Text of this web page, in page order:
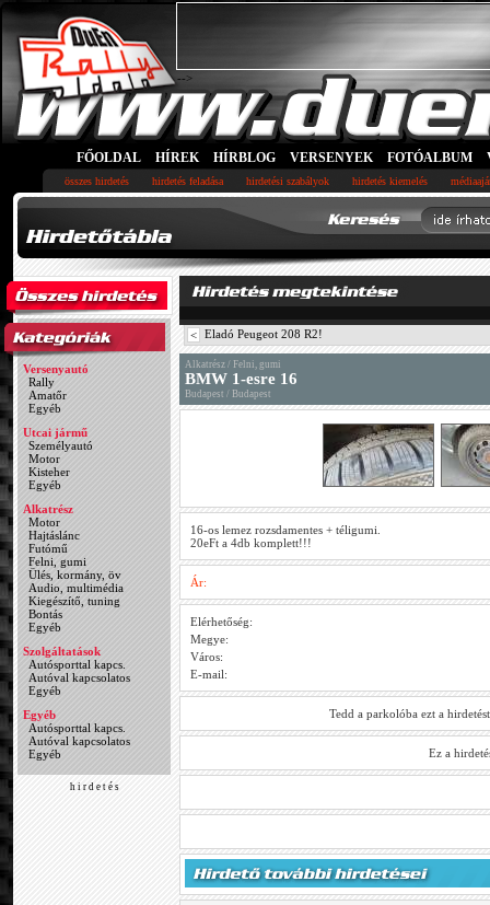
-->
FŐOLDAL HÍREK HÍRBLOG VERSENYEK FOTÓALBUM
összes hirdetés hirdetés feladása hirdetési szabályok hirdetés kiemelés
Versenyautó
Rally
Amatőr
Egyéb
Utcai jármű
Személyautó
Motor
Kisteher
Egyéb
Alkatrész
Motor
Hajtáslánc
Futómű
Felni, gumi
Ülés, kormány, öv
Audio, multimédia
Kiegészítő, tuning
Bontás
Egyéb
Szolgáltatások
Autósporttal kapcs.
Autóval kapcsolatos
Egyéb
Egyéb
Autósporttal kapcs.
Autóval kapcsolatos
Egyéb
h i r d e t é s
< Eladó Peugeot 208 R2!
Alkatrész / Felni, gumi
BMW 1-esre 16
Budapest / Budapest
16-os lemez rozsdamentes + téligumi.
20eFt a 4db komplett!!!
Ár:
Elérhetőség:
Megye:
Város:
E-mail:
Tedd a parkolóba ezt a
Ez a